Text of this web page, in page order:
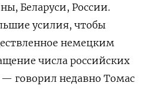
Беларуси, России.
усилия, чтобы
немецким
числа российских
говорил недавно Томас